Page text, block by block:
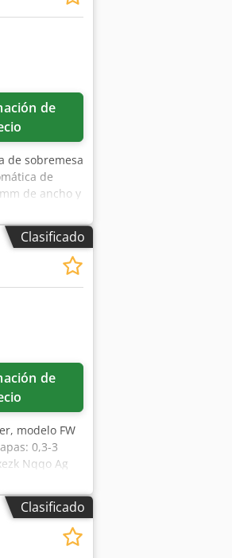
Pedir más fotos
de sobremesa
de
de ancho y
aprox.
en almacén:
Clasificado
Pedir más fotos
modelo FW
0,3-3
Nqqo Ag
Clasificado